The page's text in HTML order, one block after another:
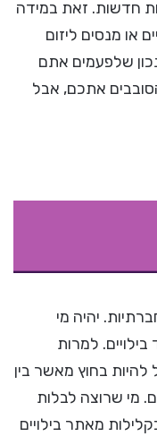
חדשות. זאת במידה
או מנסים ליזום
שלפעמים אתם
אתכם, אבל
יהיה מי
למרות
בחוץ מאשר בין
מי שרוצה לבלות
מאתר בילויים